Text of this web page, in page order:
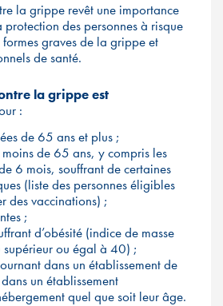
la grippe revêt une importance
des personnes à risque
graves de la grippe et
de santé.
la grippe est
:
de 65 ans et plus ;
moins de 65 ans, y compris les
6 mois, souffrant de certaines
(liste des personnes éligibles
des vaccinations) ;
;
d’obésité (indice de masse
ou égal à 40) ;
dans un établissement de
un établissement
quel que soit leur âge.